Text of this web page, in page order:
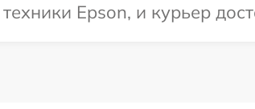
Epson, и курьер